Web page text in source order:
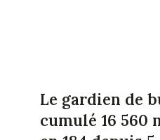
Le gardien de
cumulé 16 560